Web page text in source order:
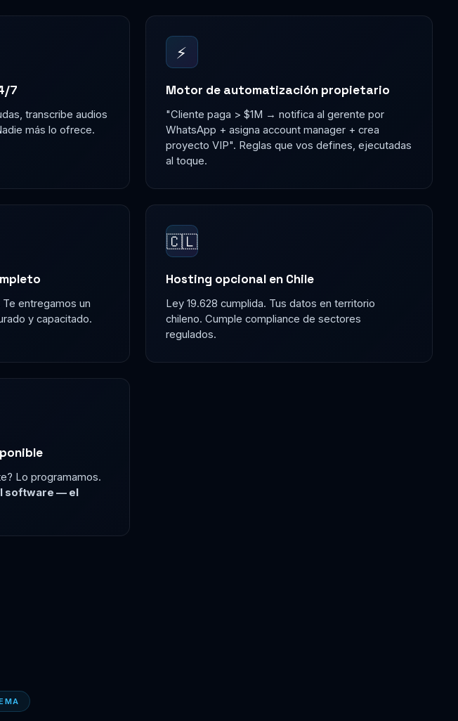
7
transcribe audios
más lo ofrece.
⚡
Motor de automatización propietario
"Cliente paga > $1M → notifica al gerente por
WhatsApp + asigna account manager + crea
proyecto VIP". Reglas que vos defines, ejecutadas
al toque.
entregamos un
y capacitado.
🇨🇱
Hosting opcional en Chile
Ley 19.628 cumplida. Tus datos en territorio
chileno. Cumple compliance de sectores
regulados.
Lo programamos.
software — el